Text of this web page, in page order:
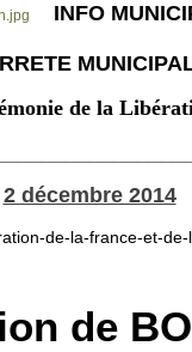
INFO
de la
2 décembre 2014
de